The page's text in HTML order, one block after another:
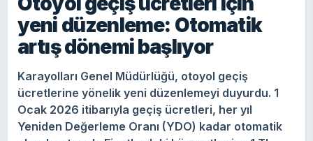
yeni düzenleme: Otomatik
artış dönemi başlıyor
Karayolları Genel Müdürlüğü, otoyol geçiş
ücretlerine yönelik yeni düzenlemeyi duyurdu. 1
Ocak 2026 itibarıyla geçiş ücretleri, her yıl
Yeniden Değerleme Oranı (YDO) kadar otomatik